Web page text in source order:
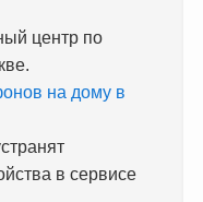
центр по
на дому в
в сервисе